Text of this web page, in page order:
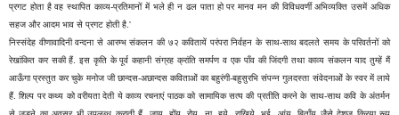
प्रगट होता है वह स्थापित काव्य-प्रतिमानों में भले ही न ढल पाता हो पर मानव मन की विविधवर्णी अभिव्यक्ति उसमें अधिक
सहज और आदम भाव से प्रगट होती है.'
निस्संदेह वीणावादिनी वन्दना से आरम्भ संकलन की ७२ कवितायें परंपरा निर्वहन के साथ-साथ बदलते समय के परिवर्तनों को
रेखांकित कर सकी हैं. इस कृति के पूर्व कहानी संग्रह क्रांति समर्पण व एक पाँव की जिंदगी तथा काव्य संकलन याद तुम्हें मैं
आऊँगा प्रस्तुत कर चुके मनोज जी छान्दस-अछान्दस कविताओं का बहुरंगी-बहुसुरभि संपन्न गुलदस्ता संवेदनाओं के स्वर में लाये
हैं. शिल्प पर कथ्य को वरीयता देती ये काव्य रचनाएं पाठक को सामायिक सत्य की प्रतीति करने के साथ-साथ कवि के अंतर्मन